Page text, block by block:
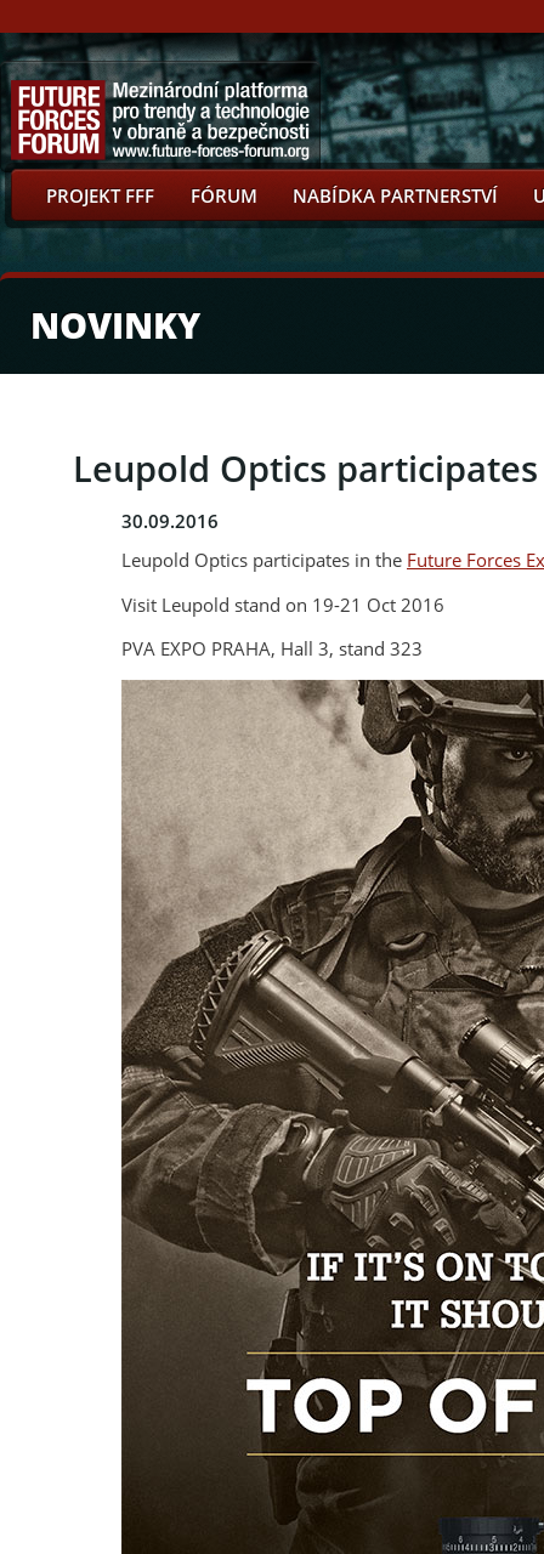
PROJEKT FFF FÓRUM NABÍDKA PARTNERSTVÍ
NOVINKY
Leupold Optics
30.09.2016
Leupold Optics participates in the Future Forces
Visit Leupold stand on 19-21 Oct 2016
PVA EXPO PRAHA, Hall 3, stand 323